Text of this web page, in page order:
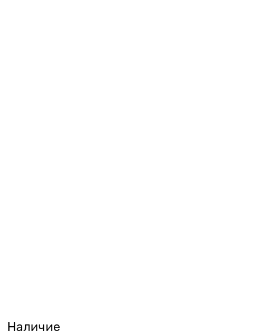
Наличие